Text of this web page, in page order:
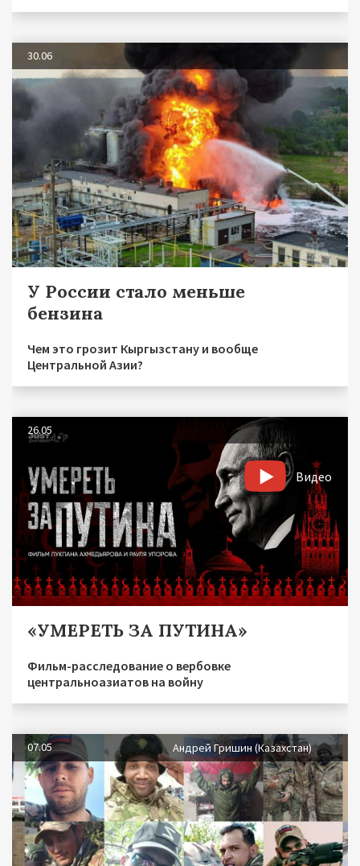
30.06
У России стало меньше
бензина
Чем это грозит Кыргызстану и вообще
Центральной Азии?
26.05
Видео
«УМЕРЕТЬ ЗА ПУТИНА»
Фильм-расследование о вербовке
центральноазиатов на войну
07.05 Андрей Гришин (Казахстан)